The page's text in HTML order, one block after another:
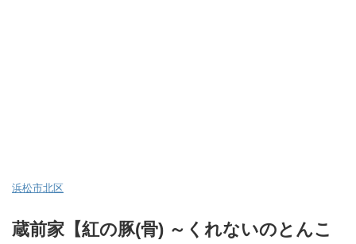
浜松市北区
蔵前家【紅の豚(骨) ～くれないのとんこ